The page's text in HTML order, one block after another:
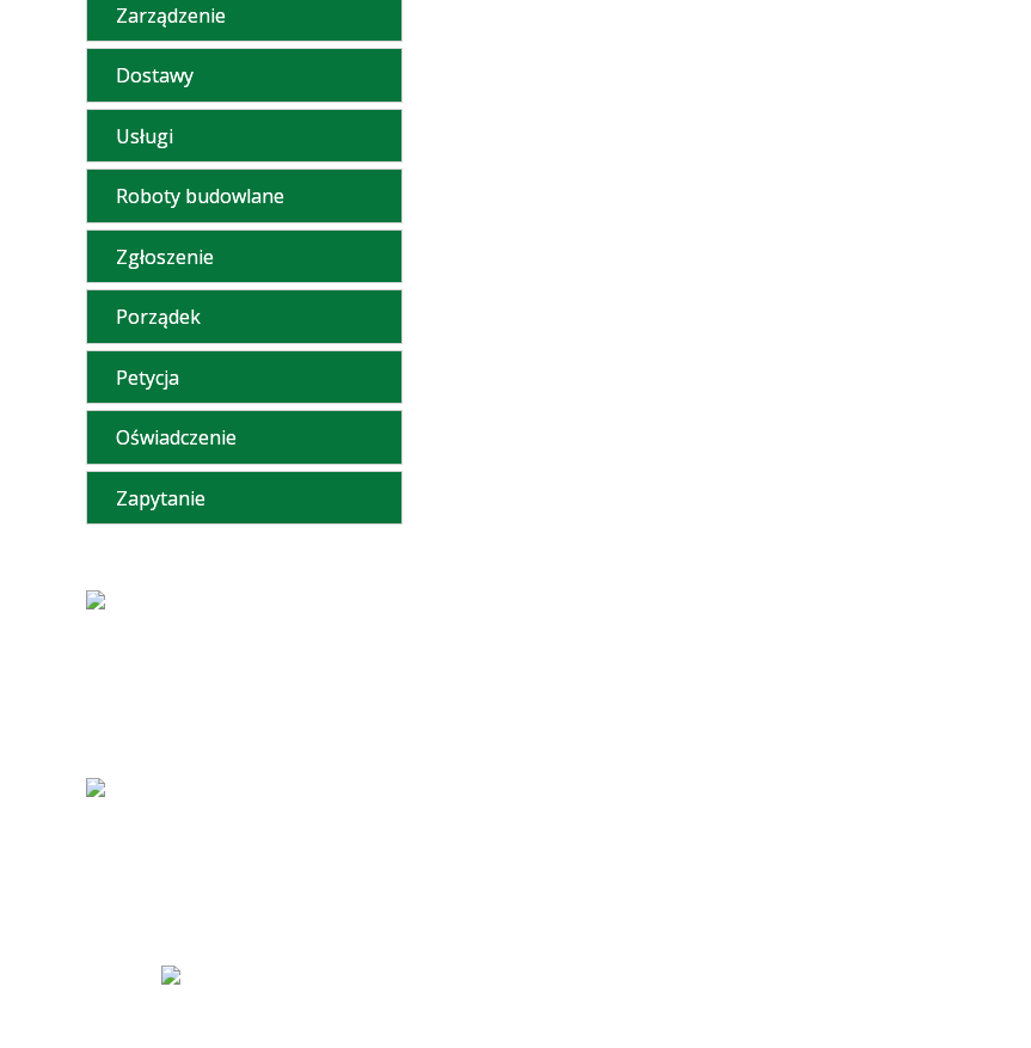
Zarządzenie
Dostawy
Usługi
Roboty budowlane
Zgłoszenie
Porządek
Petycja
Oświadczenie
Zapytanie